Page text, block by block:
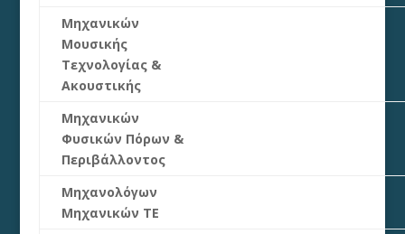
Μηχανικών
Μουσικής
Τεχνολογίας &
Ακουστικής
Μηχανικών
Φυσικών Πόρων &
Περιβάλλοντος
Μηχανολόγων
Μηχανικών ΤΕ